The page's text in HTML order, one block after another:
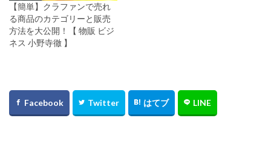
【簡単】クラファンで売れ
る商品のカテゴリーと販売
方法を大公開！【 物販 ビジ
ネス 小野寺徹 】